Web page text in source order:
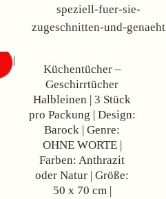
speziell-fuer-sie-
zugeschnitten-und-genaeht
Küchentücher –
Geschirrtücher
Halbleinen | 3 Stück
pro Packung | Design:
Barock | Genre:
OHNE WORTE |
Farben: Anthrazit
oder Natur | Größe:
50 x 70 cm |
Angebot!